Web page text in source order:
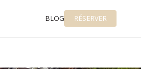
BLOG RÉSERVER